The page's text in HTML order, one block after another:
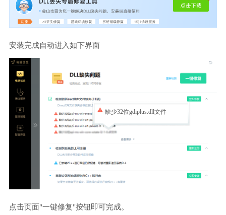
安装完成自动进入如下界面
缺少32位gdiplus.dll文件
点击页面"一键修复"按钮即可完成。